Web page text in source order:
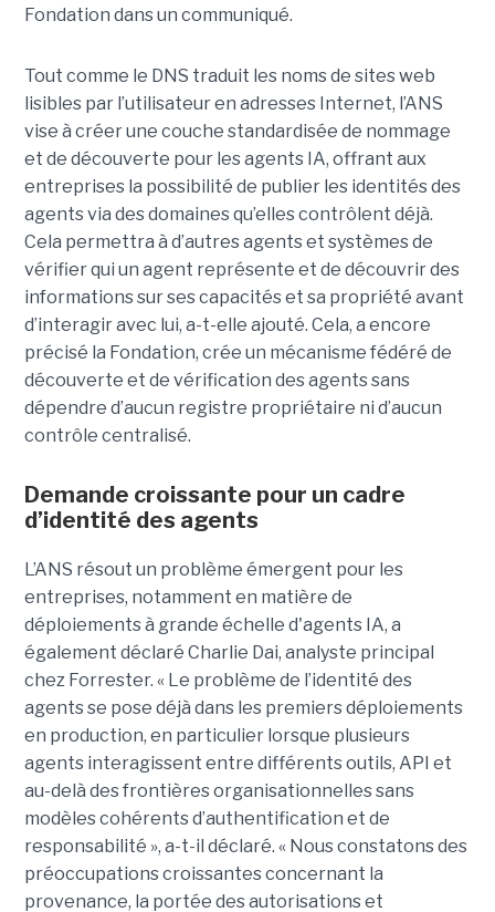
Fondation dans un communiqué.
Tout comme le DNS traduit les noms de sites web
lisibles par l’utilisateur en adresses Internet, l’ANS
vise à créer une couche standardisée de nommage
et de découverte pour les agents IA, offrant aux
entreprises la possibilité de publier les identités des
agents via des domaines qu’elles contrôlent déjà.
Cela permettra à d’autres agents et systèmes de
vérifier qui un agent représente et de découvrir des
informations sur ses capacités et sa propriété avant
d’interagir avec lui, a-t-elle ajouté. Cela, a encore
précisé la Fondation, crée un mécanisme fédéré de
découverte et de vérification des agents sans
dépendre d’aucun registre propriétaire ni d’aucun
contrôle centralisé.
Demande croissante pour un cadre
d’identité des agents
L’ANS résout un problème émergent pour les
entreprises, notamment en matière de
déploiements à grande échelle d'agents IA, a
également déclaré Charlie Dai, analyste principal
chez Forrester. « Le problème de l’identité des
agents se pose déjà dans les premiers déploiements
en production, en particulier lorsque plusieurs
agents interagissent entre différents outils, API et
au-delà des frontières organisationnelles sans
modèles cohérents d’authentification et de
responsabilité », a-t-il déclaré. « Nous constatons des
préoccupations croissantes concernant la
provenance, la portée des autorisations et